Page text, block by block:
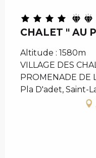
CHALET " AU
Altitude : 1580m
VILLAGE DES
PROMENADE DE
Pla D'adet, Saint-